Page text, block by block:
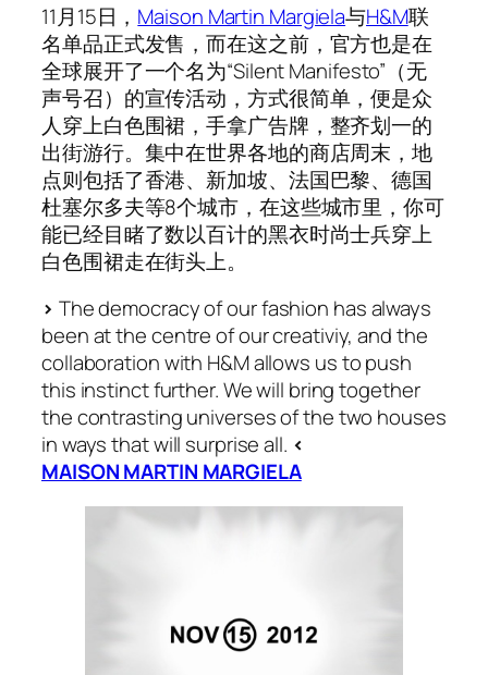
11月15日， Maison Martin Margiela与H&M联
名单品正式发售，而在这之前，官方也是在
全球展开了一个名为“Silent Manifesto”（无
声号召）的宣传活动，方式很简单，便是众
人穿上白色围裙，手拿广告牌，整齐划一的
出街游行。集中在世界各地的商店周末，地
点则包括了香港、新加坡、法国巴黎、德国
杜塞尔多夫等8个城市，在这些城市里，你可
能已经目睹了数以百计的黑衣时尚士兵穿上
白色围裙走在街头上。
> The democracy of our fashion has always
been at the centre of our creativiy, and the
collaboration with H&M allows us to push
this instinct further. We will bring together
the contrasting universes of the two houses
in ways that will surprise all. <
MAISON MARTIN MARGIELA